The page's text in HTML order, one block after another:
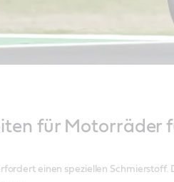
für Motorräder
einen speziellen Schmierstoff.